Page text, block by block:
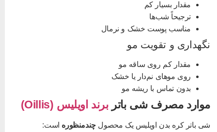
مقدار بسیار کم
ترجیحاً شب‌ها
مناسب پوست خشک و نرمال
و تقویت مو
مقدار کم روی ساقه مو
روی موهای نم‌دار یا خشک
بدون تماس با ریشه مو
مصرف شی باتربرند اویلیس (Oillis)
باتر کره بدن اویلیس یک محصولچندمنظورهاست: